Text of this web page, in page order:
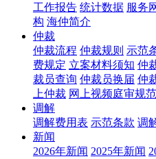
工作报告 统计数据 服务
构 海仲简介
仲裁
仲裁流程 仲裁规则 示范
费规定 立案材料须知 仲
裁员查询 仲裁员换届 仲
上仲裁 网上视频庭审规范
调解
调解费用表 示范条款 调
新闻
2026年新闻 2025年新闻